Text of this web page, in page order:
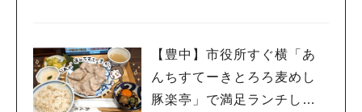
【豊中】市役所すぐ横「あ
んちすてーきとろろ麦めし
豚楽亭」で満足ランチして